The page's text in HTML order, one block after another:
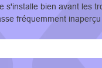
s'installe bien avant les
fréquemment